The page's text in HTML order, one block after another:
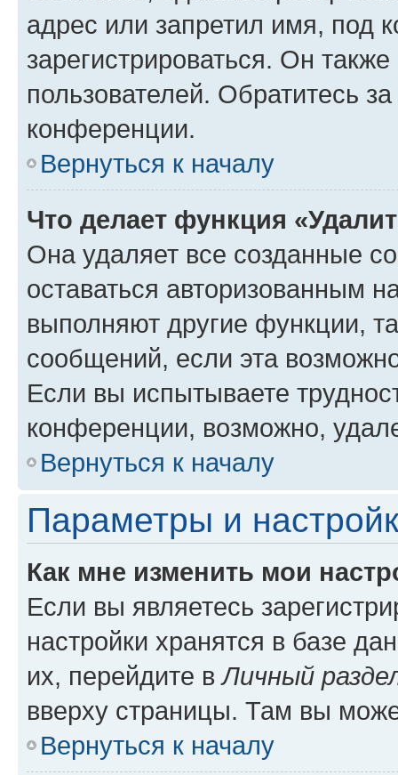
адрес или запретил имя, под
зарегистрироваться. Он
пользователей. Обратитесь
конференции.
Вернуться к началу
Что делает функция
Она удаляет все созданные
оставаться авторизованным
выполняют другие функции,
сообщений, если эта
Если вы испытываете
конференции, возможно,
Вернуться к началу
Параметры и
Как мне изменить мои
Если вы являетесь
настройки хранятся в базе
их, перейдите вЛичный
вверху страницы. Там вы
Вернуться к началу